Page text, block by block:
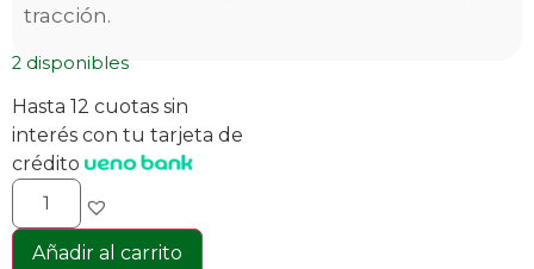
tracción.
2 disponibles
Hasta 12 cuotas sin
interés con tu tarjeta de
crédito
Añadir al carrito